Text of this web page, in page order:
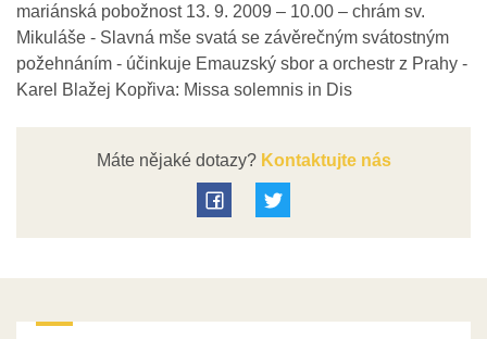
mariánská pobožnost 13. 9. 2009 – 10.00 – chrám sv.
Mikuláše - Slavná mše svatá se závěrečným svátostným
požehnáním - účinkuje Emauzský sbor a orchestr z Prahy -
Karel Blažej Kopřiva: Missa solemnis in Dis
Máte nějaké dotazy?Kontaktujte nás